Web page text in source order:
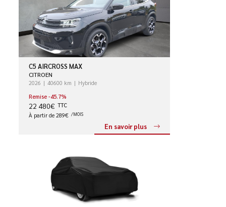
C5 AIRCROSS MAX
CITROEN
2026 40600 km
Hybride
Remise -45.7%
22 480€ TTC
À partir de 289€ /MOIS
En savoir plus